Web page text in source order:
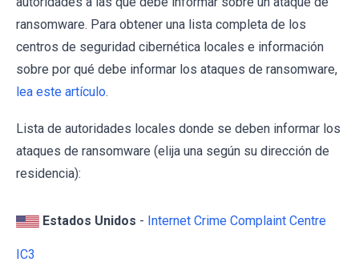
ransomware. Para obtener una lista completa de los
centros de seguridad cibernética locales e información
sobre por qué debe informar los ataques de ransomware,
lea este artículo.
Lista de autoridades locales donde se deben informar los
ataques de ransomware (elija una según su dirección de
residencia):
Estados Unidos - Internet Crime Complaint Centre
IC3